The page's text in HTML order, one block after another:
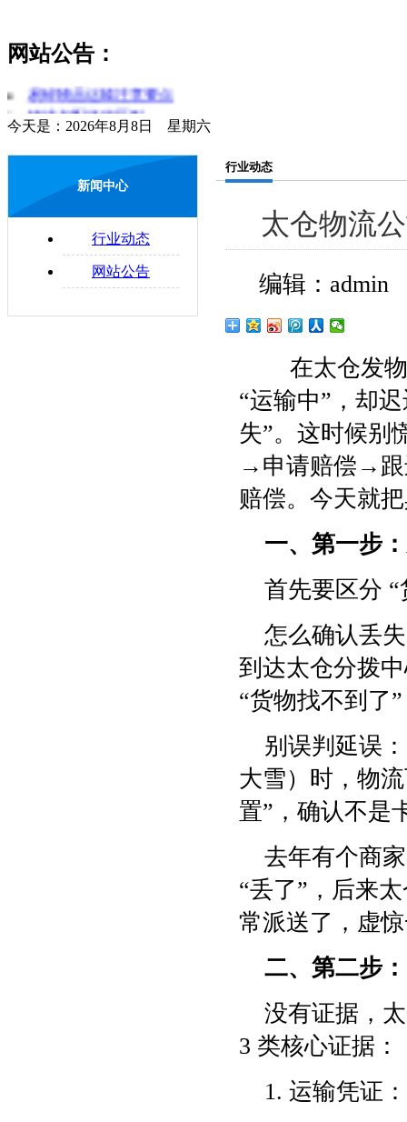
网站公告：
简述对物流和运输行业的理解
零担运输的概念
物流管理制度是什么
易碎物品运输注意要点
物流与配送的区别
企业物流运输的法律问题
今天是：2026年8月8日 星期六
新闻中心
行业动态
网站公告
行业动态
太仓物流
编辑：
在太仓发
“运输中”，却
失”。这时候别
→申请赔偿→跟
赔偿。今天就
一、第一步
首先要区分
怎么确认丢
到达太仓分拨
“货物找不到了
别误判延误
大雪）时，物
置”，确认不是
去年有个商
“丢了”，后来
常派送了，虚
二、第二步
没有证据，
3 类核心证据：
1. 运输凭证